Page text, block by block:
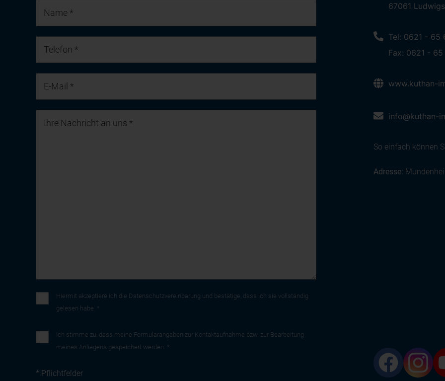
Hiermit akzeptiere ich die Datenschutzvereinbarung und bestätige, dass ich sie vollständig
gelesen habe. *
Ich stimme zu, dass meine Formularangaben zur Kontaktaufnahme bzw. zur Bearbeitung
meines Anliegens gespeichert werden. *
* Pflichtfelder
67061
Tel: 0621 - 65
Fax: 0621 -
www.kuthan-
info@kuthan-
So einfach können
Adresse: